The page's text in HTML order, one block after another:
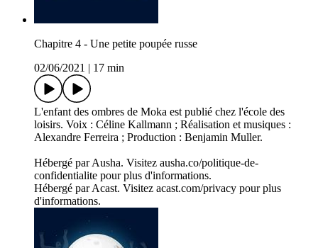
Chapitre 4 - Une petite poupée russe
02/06/2021
17 min
L'enfant des ombres de Moka est publié chez l'école des
loisirs. Voix : Céline Kallmann ; Réalisation et musiques :
Alexandre Ferreira ; Production : Benjamin Muller.
Hébergé par Ausha. Visitez ausha.co/politique-de-
confidentialite pour plus d'informations.
Hébergé par Acast. Visitez acast.com/privacy pour plus
d'informations.